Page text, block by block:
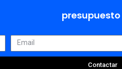
Contactar